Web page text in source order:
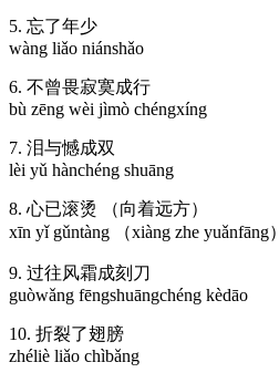
5. 忘了年少
wàng liǎo niánshǎo
6. 不曾畏寂寞成行
bù zēng wèi jìmò chéngxíng
7. 泪与憾成双
lèi yǔ hànchéng shuāng
8. 心已滚烫 （向着远方）
xīn yǐ gǔntàng （xiàng zhe yuǎnfāng）
9. 过往风霜成刻刀
guòwǎng fēngshuāngchéng kèdāo
10. 折裂了翅膀
zhéliè liǎo chìbǎng